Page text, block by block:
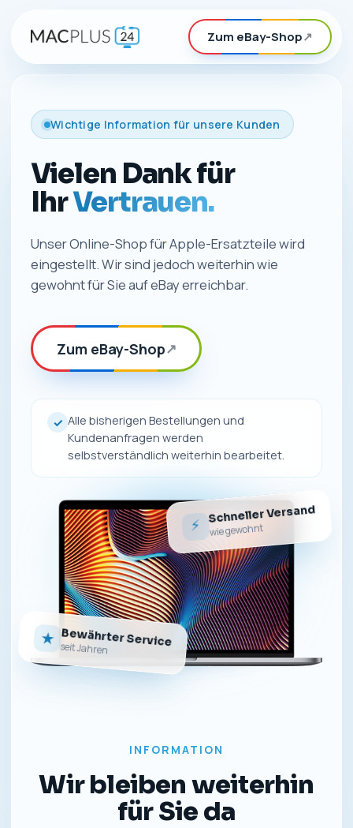
Zum eBay-Shop↗
Wichtige Information für unsere Kunden
Vielen Dank für
IhrVertrauen.
Unser Online-Shop für Apple-Ersatzteile wird
eingestellt. Wir sind jedoch weiterhin wie
gewohnt für Sie auf eBay erreichbar.
Zum eBay-Shop↗
✓ Alle bisherigen Bestellungen und
Kundenanfragen werden
selbstverständlich weiterhin bearbeitet.
⚡ Schneller Versand
wie gewohnt
★ Bewährter Service
seit Jahren
INFORMATION
Wir bleiben weiterhin
für Sie da